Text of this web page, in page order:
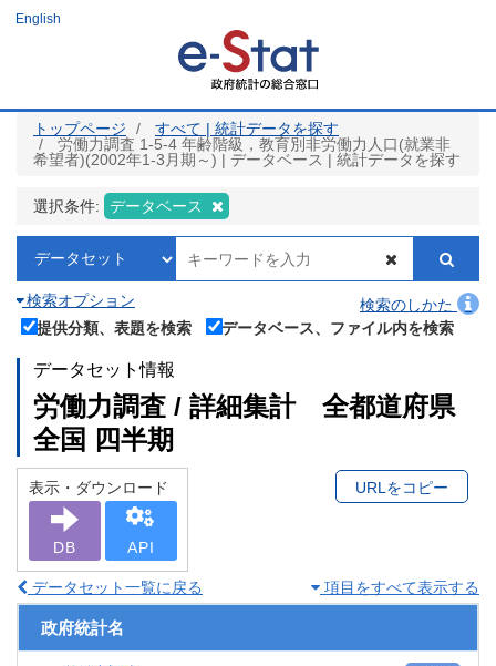
ツ
English
トップページ
すべて | 統計データを探す
労働力調査 1-5-4 年齢階級，教育別非労働力人口(就業非
希望者)(2002年1-3月期～) | データベース | 統計データを探す
選択条件: データベース
検索オプション
検索のしかた
提供分類、表題を検索
データベース、ファイル内を検索
データセット情報
労働力調査 / 詳細集計 全都道府県
全国 四半期
表示・ダウンロード
DB API
URLをコピー
データセット一覧に戻る 項目をすべて表示する
政府統計名